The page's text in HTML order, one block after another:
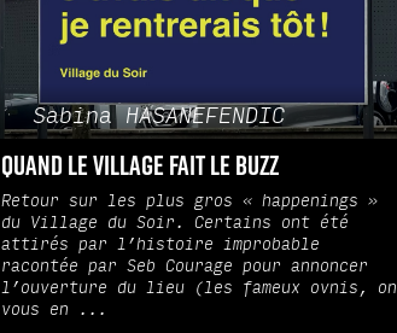
Sabina HASANEFENDIC
Quand le Village fait le Buzz
Retour sur les plus gros « happenings »
du Village du Soir. Certains ont été
attirés par l’histoire improbable
racontée par Seb Courage pour annoncer
l’ouverture du lieu (les fameux ovnis, on
vous en ...